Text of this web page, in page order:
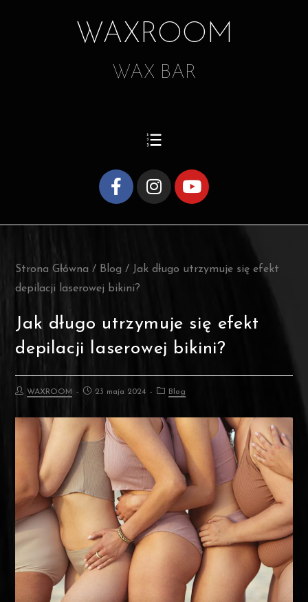
WAXROOM
WAX BAR
Strona Główna / Blog / Jak długo utrzymuje się efekt
depilacji laserowej bikini?
Jak długo utrzymuje się efekt
depilacji laserowej bikini?
WAXROOM 23 maja 2024 Blog